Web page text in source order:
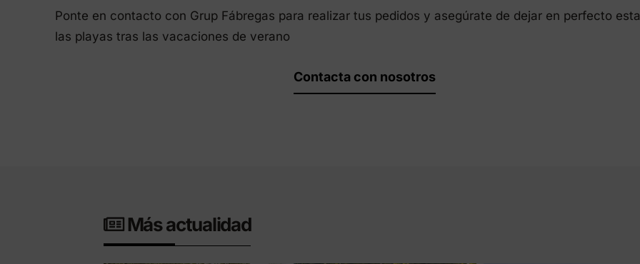
Ponte en contacto con Grup Fábregas para realizar tus pedidos y asegúrate de dejar en perfecto
las playas tras las vacaciones de verano
Contacta con nosotros
Más actualidad